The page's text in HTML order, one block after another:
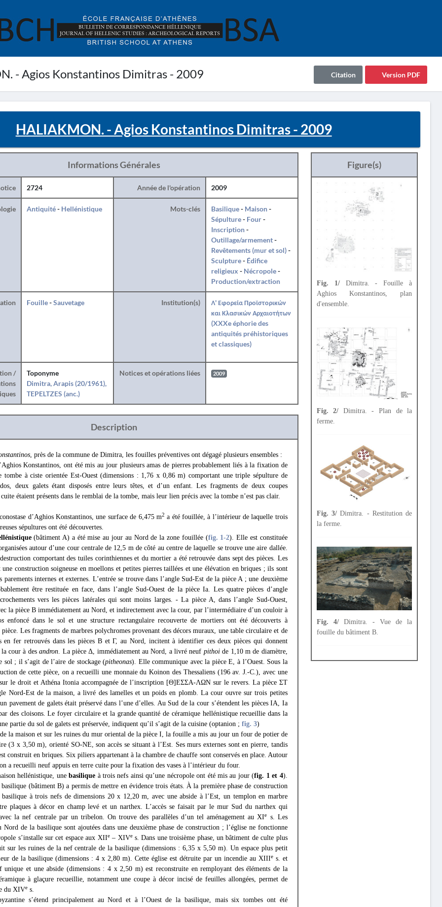
- Agios Konstantinos Dimitras - 2009 Version PDF
Citation
HALIAKMON. - Agios Konstantinos Dimitras - 2009
Informations Générales
2724 Année de l'opération 2009
Antiquité- Hellénistique Mots-clés Basilique- Maison-
Sépulture- Four-
Inscription-
Outillage/armement-
Revêtements (mur et sol)-
Sculpture- Édifice
religieux - Nécropole-
Production/extraction
Fouille-Sauvetage Institution(s)
Λ' Εφορεία Προϊστορικών
και Κλασικών Αρχαιοτήτων
(XXXe éphorie des
antiquités préhistoriques
et classiques)
/
Toponyme
Dimitra, Arapis (20/1961),
TEPELTZES (anc.)
Notices et opérations liées 2009
Description
, près de la commune de Dimitra, les fouilles préventives ont dégagé plusieurs ensembles :
Konstantinos, ont été mis au jour plusieurs amas de pierres probablement liés à la fixation de
tombe à ciste orientée Est-Ouest (dimensions : 1,76 x 0,86 m) comportant une triple sépulture de
deux galets étant disposés entre leurs têtes, et d’un enfant. Les fragments de deux coupes
étaient présents dans le remblai de la tombe, mais leur lien précis avec la tombe n’est pas clair.
d’Aghios Konstantinos, une surface de 6,475 m2 a été fouillée, à l’intérieur de laquelle trois
sépultures ont été découvertes.
(bâtiment A) a été mise au jour au Nord de la zone fouillée (fig. 1-2). Elle est constituée
autour d’une cour centrale de 12,5 m de côté au centre de laquelle se trouve une aire dallée.
comportant des tuiles corinthiennes et du mortier a été retrouvée dans sept des pièces. Les
une construction soigneuse en moellons et petites pierres taillées et une élévation en briques ; ils sont
parements internes et externes. L’entrée se trouve dans l’angle Sud-Est de la pièce A ; une deuxième
être restituée en face, dans l’angle Sud-Ouest de la pièce Ia. Les quatre pièces d’angle
vers les pièces latérales qui sont moins larges. - La pièce A, dans l’angle Sud-Ouest,
la pièce B immédiatement au Nord, et indirectement avec la cour, par l’intermédiaire d’un couloir à
enfoncé dans le sol et une structure rectangulaire recouverte de mortiers ont été découverts à
Les fragments de marbres polychromes provenant des décors muraux, une table circulaire et de
en fer retrouvés dans les pièces B et Γ, au Nord, incitent à identifier ces deux pièces qui donnent
la cour à desandron. La pièce Δ, immédiatement au Nord, a livré neuf pithoide 1,10 m de diamètre,
sol ; il s’agit de l’aire de stockage (pitheonas). Elle communique avec la pièce E, à l’Ouest. Sous la
de cette pièce, on a recueilli une monnaie du Koinon des Thessaliens (196 av. J.-C.), avec une
le droit et Athéna Itonia accompagnée de l’inscription [Θ]ΕΣΣΑ-ΛΩΝ sur le revers. La pièce ΣΤ
Nord-Est de la maison, a livré des lamelles et un poids en plomb. La cour ouvre sur trois petites
pavement de galets était préservé dans l’une d’elles. Au Sud de la cour s’étendent les pièces IA, Ia
des cloisons. Le foyer circulaire et la grande quantité de céramique hellénistique recueillie dans la
partie du sol de galets est préservée, indiquent qu’il s’agit de la cuisine (optanion ; fig. 3)
la maison et sur les ruines du mur oriental de la pièce I, la fouille a mis au jour un four de potier de
(3 x 3,50 m), orienté SO-NE, son accès se situant à l’Est. Ses murs externes sont en pierre, tandis
construit en briques. Six piliers appartenant à la chambre de chauffe sont conservés en place. Autour
a recueilli neuf appuis en terre cuite pour la fixation des vases à l’intérieur du four.
hellénistique, unebasilique à trois nefs ainsi qu’une nécropole ont été mis au jour (fig. 1 et 4).
(bâtiment B) a permis de mettre en évidence trois états. À la première phase de construction
basilique à trois nefs de dimensions 20 x 12,20 m, avec une abside à l’Est, un templon en marbre
plaques à décor en champ levé et un narthex. L’accès se faisait par le mur Sud du narthex qui
la nef centrale par un tribelon. On trouve des parallèles d’un tel aménagement au XIe
s. Les
Nord de la basilique sont ajoutées dans une deuxième phase de construction ; l’église ne fonctionne
s’installe sur cet espace aux XIIe– XIVes. Dans une troisième phase, un bâtiment de culte plus
sur les ruines de la nef centrale de la basilique (dimensions : 6,35 x 5,50 m). Un espace plus petit
de la basilique (dimensions : 4 x 2,80 m). Cette église est détruite par un incendie au XIIIes. et
unique et une abside (dimensions : 4 x 2,50 m) est reconstruite en remployant des éléments de la
à glaçure recueillie, notamment une coupe à décor incisé de feuilles allongées, permet de
du XIVe s.
s’étend principalement au Nord et à l’Ouest de la basilique, mais six tombes ont été
Figure(s)
Fig. 1/Dimitra. - Fouille à
Aghios Konstantinos, plan
d'ensemble.
Fig. 2/ Dimitra. - Plan de la
ferme.
Fig. 3/Dimitra. - Restitution de
la ferme.
Fig. 4/Dimitra. - Vue de la
fouille du bâtiment B.